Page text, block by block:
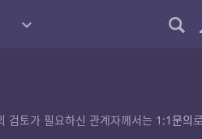
검토가 필요하신 관계자께서는 1:1문의